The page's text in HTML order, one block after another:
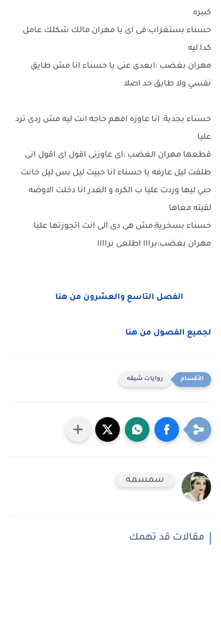
كبيره
حسناء بستغراب:فى اى يا مهران مالك شكلك عامل
كدا ليه
مهران بغضب :ابعدى عنى يا حسناء انا مش طايق
نفسي ولا طايق حد اصلا
حسناء بجدية: انا عاوزه افهم حاجه انت ليه مش ردى ترد
عليا
قطعها مهران الغضب :اى عاوزنى اقول اى اقول انى
طلقت ليل عارفه يا حسناء انا حبيت ليل بس ليل خانت
حبي ليها وردت عليا ب الكره و الغدر انا دخلت الاوضه
لقيته معاها
حسناء بسخرية:مش هى دى الى انت اتجوزتها عليا
مهران بغضب:برااا اطلعى براااا
الفصل التاسع والعشرون من هنا
لجميع الفصول من هنا
روايات شيقه
سمسمه
مقالات قد تهمك